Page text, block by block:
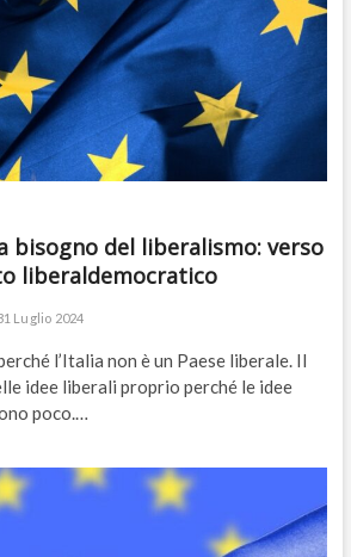
bisogno del liberalismo: verso
liberaldemocratico
Luglio 2024
l’Italia non è un Paese liberale. Il
idee liberali proprio perché le idee
poco.…